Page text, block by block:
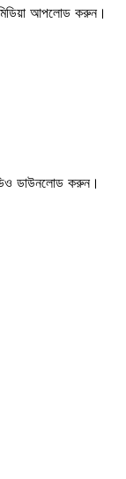
আপলোড করুন।
ডাউনলোড করুন।